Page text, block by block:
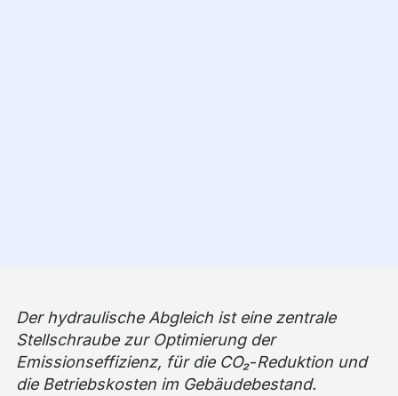
Der hydraulische Abgleich ist eine zentrale
Stellschraube zur Optimierung der
Emissionseffizienz, für die CO₂‑Reduktion und
die Betriebskosten im Gebäudebestand.